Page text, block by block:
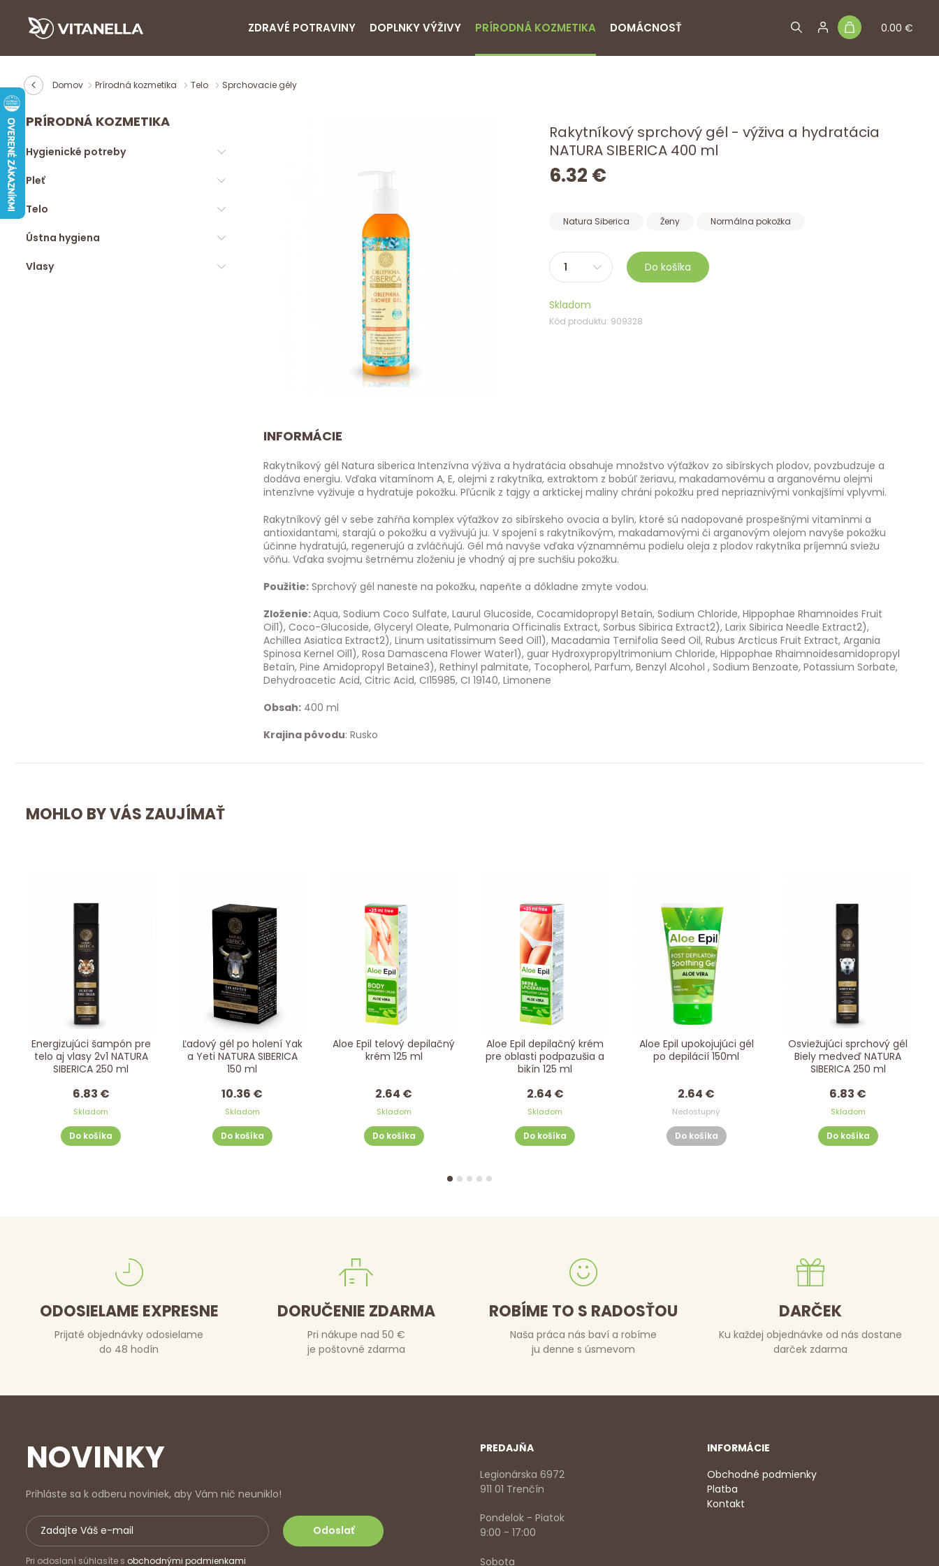
0.00 €
ZDRAVÉ POTRAVINY DOPLNKY VÝŽIVY PRÍRODNÁ KOZMETIKA DOMÁCNOSŤ
Domov Prírodná kozmetika Telo Sprchovacie gély
PRÍRODNÁ KOZMETIKA
Hygienické potreby
Pleť
Telo
Ústna hygiena
Vlasy
Rakytníkový sprchový gél - výživa a hydratácia
NATURA SIBERICA 400 ml
6.32 €
Natura Siberica Ženy Normálna pokožka
Do košíka
Skladom
Kód produktu: 909328
INFORMÁCIE
Rakytníkový gél Natura siberica Intenzívna výživa a hydratácia obsahuje množstvo výťažkov zo sibírskych plodov, povzbudzuje a
dodáva energiu. Vďaka vitamínom A, E, olejmi z rakytníka, extraktom z bobúľ žeriavu, makadamovému a arganovému olejmi
intenzívne vyživuje a hydratuje pokožku. Pľúcnik z tajgy a arktickej maliny chráni pokožku pred nepriaznivými vonkajšími vplyvmi.
Rakytníkový gél v sebe zahŕňa komplex výťažkov zo sibírskeho ovocia a bylín, ktoré sú nadopované prospešnými vitamínmi a
antioxidantami, starajú o pokožku a vyživujú ju. V spojení s rakytníkovým, makadamovými či arganovým olejom navyše pokožku
účinne hydratujú, regenerujú a zvláčňujú. Gél má navyše vďaka významnému podielu oleja z plodov rakytníka príjemnú sviežu
vôňu. Vďaka svojmu šetrnému zloženiu je vhodný aj pre suchšiu pokožku.
Použitie: Sprchový gél naneste na pokožku, napeňte a dôkladne zmyte vodou.
Zloženie:Aqua, Sodium Coco Sulfate, Laurul Glucoside, Cocamidopropyl Betaín, Sodium Chloride, Hippophae Rhamnoides Fruit
Oil1), Coco-Glucoside, Glyceryl Oleate, Pulmonaria Officinalis Extract, Sorbus Sibirica Extract2), Larix Sibirica Needle Extract2),
Achillea Asiatica Extract2), Linum usitatissimum Seed Oil1), Macadamia Ternifolia Seed Oil, Rubus Arcticus Fruit Extract, Argania
Spinosa Kernel Oil1), Rosa Damascena Flower Water1), guar Hydroxypropyltrimonium Chloride, Hippophae Rhaimnoidesamidopropyl
Betaín, Pine Amidopropyl Betaine3), Rethinyl palmitate, Tocopherol, Parfum, Benzyl Alcohol , Sodium Benzoate, Potassium Sorbate,
Dehydroacetic Acid, Citric Acid, CI15985, CI 19140, Limonene
Obsah: 400 ml
Krajina pôvodu: Rusko
MOHLO BY VÁS ZAUJÍMAŤ
Energizujúci šampón pre
telo aj vlasy 2v1 NATURA
SIBERICA 250 ml
6.83 €
Skladom
Do košíka
Ľadový gél po holení Yak
a Yeti NATURA SIBERICA
150 ml
10.36 €
Skladom
Do košíka
Aloe Epil telový depilačný
krém 125 ml
2.64 €
Skladom
Do košíka
Aloe Epil depilačný krém
pre oblasti podpazušia a
bikín 125 ml
2.64 €
Skladom
Do košíka
Aloe Epil upokojujúci gél
po depilácií 150ml
2.64 €
Nedostupný
Do košíka
Osviežujúci sprchový gél
Biely medveď NATURA
SIBERICA 250 ml
6.83 €
Skladom
Do košíka
ODOSIELAME EXPRESNE
Prijaté objednávky odosielame
do 48 hodín
DORUČENIE ZDARMA
Pri nákupe nad 50 €
je poštovné zdarma
ROBÍME TO S RADOSŤOU
Naša práca nás baví a robíme
ju denne s úsmevom
DARČEK
Ku každej objednávke od nás dostane
darček zdarma
NOVINKY
Prihláste sa k odberu noviniek, aby Vám nič neuniklo!
Pri odoslaní súhlasíte s obchodnými podmienkami
PREDAJŇA
Legionárska 6972
911 01 Trenčín
Pondelok - Piatok
9:00 - 17:00
Sobota
INFORMÁCIE
Obchodné podmienky
Platba
Kontakt